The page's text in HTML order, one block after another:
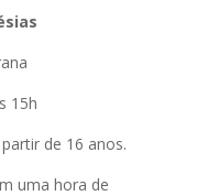
15h
de 16 anos.
uma hora de